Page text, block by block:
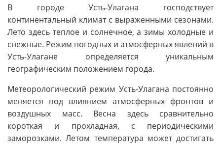
В городе Усть-Улагана господствует
континентальный климат с выраженными сезонами.
Лето здесь теплое и солнечное, а зимы холодные и
снежные. Режим погодных и атмосферных явлений в
Усть-Улагане определяется уникальным
географическим положением города.
Метеорологический режим Усть-Улагана постоянно
меняется под влиянием атмосферных фронтов и
воздушных масс. Весна здесь сравнительно
короткая и прохладная, с периодическими
заморозками. Летом температура может достигать